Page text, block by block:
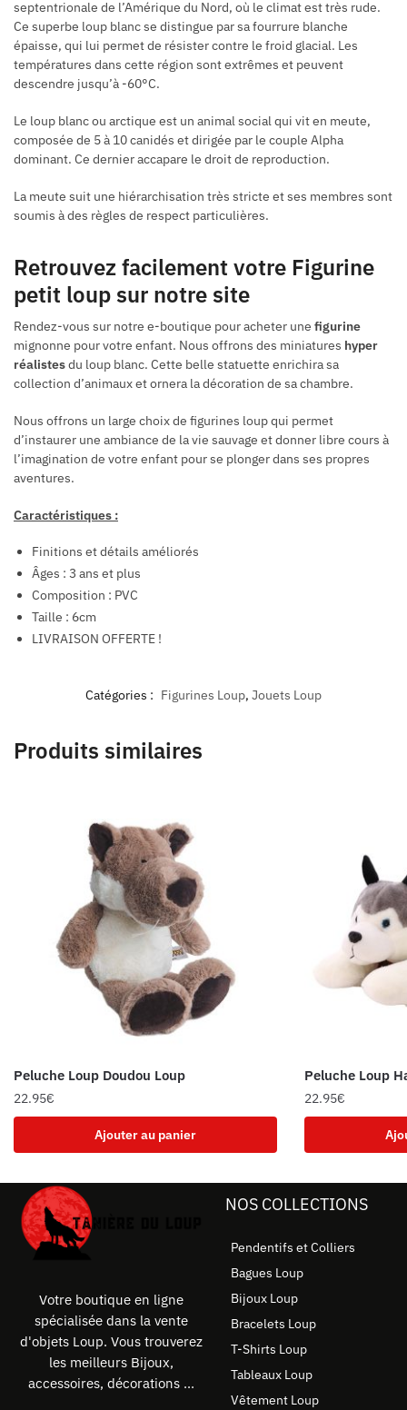
septentrionale de l’Amérique du Nord, où le climat est très rude.
Ce superbe loup blanc se distingue par sa fourrure blanche
épaisse, qui lui permet de résister contre le froid glacial. Les
températures dans cette région sont extrêmes et peuvent
descendre jusqu’à -60°C.
Le loup blanc ou arctique est un animal social qui vit en meute,
composée de 5 à 10 canidés et dirigée par le couple Alpha
dominant. Ce dernier accapare le droit de reproduction.
La meute suit une hiérarchisation très stricte et ses membres sont
soumis à des règles de respect particulières.
Retrouvez facilement votre Figurine
petit loup sur notre site
Rendez-vous sur notre e-boutique pour acheter une figurine
mignonne pour votre enfant. Nous offrons des miniatures hyper
réalistesdu loup blanc. Cette belle statuette enrichira sa
collection d’animaux et ornera la décoration de sa chambre.
Nous offrons un large choix de figurines loup qui permet
d’instaurer une ambiance de la vie sauvage et donner libre cours à
l’imagination de votre enfant pour se plonger dans ses propres
aventures.
Caractéristiques :
Finitions et détails améliorés
Âges : 3 ans et plus
Composition : PVC
Taille : 6cm
LIVRAISON OFFERTE !
Catégories : Figurines Loup, Jouets Loup
Produits similaires
Peluche Loup Doudou Loup
22.95€
Ajouter au panier
Peluche Loup
22.95€
Votre boutique en ligne
spécialisée dans la vente
d'objets Loup. Vous trouverez
les meilleurs Bijoux,
accessoires, décorations ...
NOS COLLECTIONS
Pendentifs et Colliers
Bagues Loup
Bijoux Loup
Bracelets Loup
T-Shirts Loup
Tableaux Loup
Vêtement Loup